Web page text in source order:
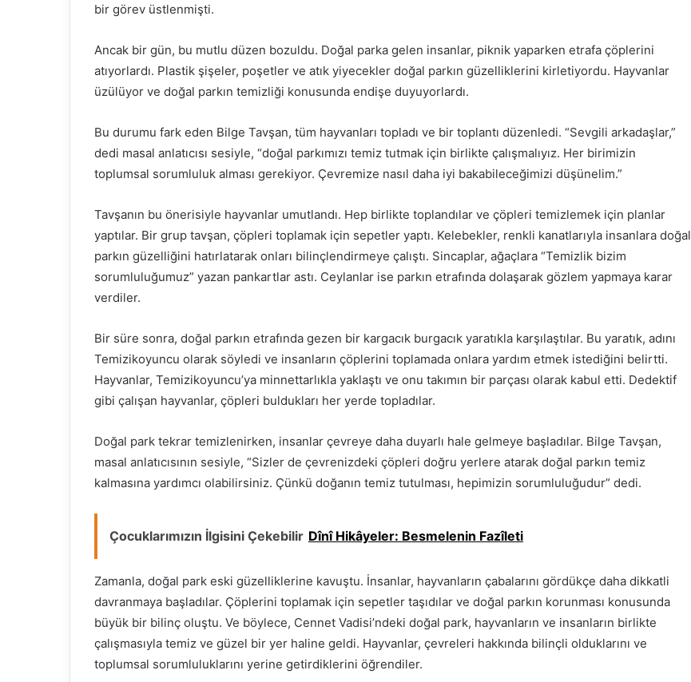
bir görev üstlenmişti.
Ancak bir gün, bu mutlu düzen bozuldu. Doğal parka gelen insanlar, piknik yaparken etrafa çöplerini
atıyorlardı. Plastik şişeler, poşetler ve atık yiyecekler doğal parkın güzelliklerini kirletiyordu. Hayvanlar
üzülüyor ve doğal parkın temizliği konusunda endişe duyuyorlardı.
Bu durumu fark eden Bilge Tavşan, tüm hayvanları topladı ve bir toplantı düzenledi. “Sevgili arkadaşlar,”
dedi masal anlatıcısı sesiyle, “doğal parkımızı temiz tutmak için birlikte çalışmalıyız. Her birimizin
toplumsal sorumluluk alması gerekiyor. Çevremize nasıl daha iyi bakabileceğimizi düşünelim.”
Tavşanın bu önerisiyle hayvanlar umutlandı. Hep birlikte toplandılar ve çöpleri temizlemek için planlar
yaptılar. Bir grup tavşan, çöpleri toplamak için sepetler yaptı. Kelebekler, renkli kanatlarıyla insanlara doğal
parkın güzelliğini hatırlatarak onları bilinçlendirmeye çalıştı. Sincaplar, ağaçlara “Temizlik bizim
sorumluluğumuz” yazan pankartlar astı. Ceylanlar ise parkın etrafında dolaşarak gözlem yapmaya karar
verdiler.
Bir süre sonra, doğal parkın etrafında gezen bir kargacık burgacık yaratıkla karşılaştılar. Bu yaratık, adını
Temizikoyuncu olarak söyledi ve insanların çöplerini toplamada onlara yardım etmek istediğini belirtti.
Hayvanlar, Temizikoyuncu’ya minnettarlıkla yaklaştı ve onu takımın bir parçası olarak kabul etti. Dedektif
gibi çalışan hayvanlar, çöpleri buldukları her yerde topladılar.
Doğal park tekrar temizlenirken, insanlar çevreye daha duyarlı hale gelmeye başladılar. Bilge Tavşan,
masal anlatıcısının sesiyle, “Sizler de çevrenizdeki çöpleri doğru yerlere atarak doğal parkın temiz
kalmasına yardımcı olabilirsiniz. Çünkü doğanın temiz tutulması, hepimizin sorumluluğudur” dedi.
Çocuklarımızın İlgisini Çekebilir Dînî Hikâyeler: Besmelenin Fazîleti
Zamanla, doğal park eski güzelliklerine kavuştu. İnsanlar, hayvanların çabalarını gördükçe daha dikkatli
davranmaya başladılar. Çöplerini toplamak için sepetler taşıdılar ve doğal parkın korunması konusunda
büyük bir bilinç oluştu. Ve böylece, Cennet Vadisi’ndeki doğal park, hayvanların ve insanların birlikte
çalışmasıyla temiz ve güzel bir yer haline geldi. Hayvanlar, çevreleri hakkında bilinçli olduklarını ve
toplumsal sorumluluklarını yerine getirdiklerini öğrendiler.